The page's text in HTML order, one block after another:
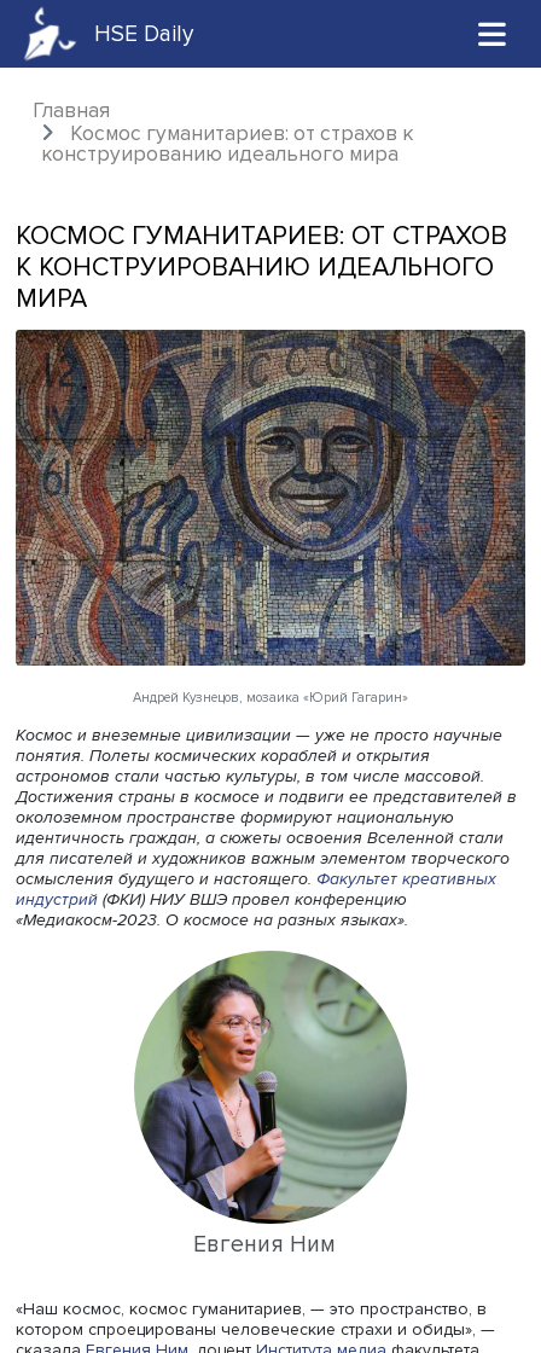
HSE Daily
Главная
Космос гуманитариев: от страхов к
КОСМОС ГУМАНИТАРИЕВ: ОТ
К КОНСТРУИРОВАНИЮ
МИРА
Андрей Кузнецов, мозаика «Юрий Гагарин»
Космос и внеземные цивилизации — уже не просто
понятия. Полеты космических кораблей и открытия
астрономов стали частью культуры, в том числе
Достижения страны в космосе и подвиги ее
идентичность граждан, а сюжеты освоения Вселенной
для писателей и художников важным элементом
осмысления будущего и настоящего.Факультет
(ФКИ) НИУ ВШЭ провел конференцию
«Медиакосм-2023. О космосе на разных языках».